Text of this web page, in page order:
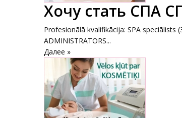
Хочу стать СПА
Profesionālā kvalifikācija: SPA speciālists
ADMINISTRATORS...
Далее »